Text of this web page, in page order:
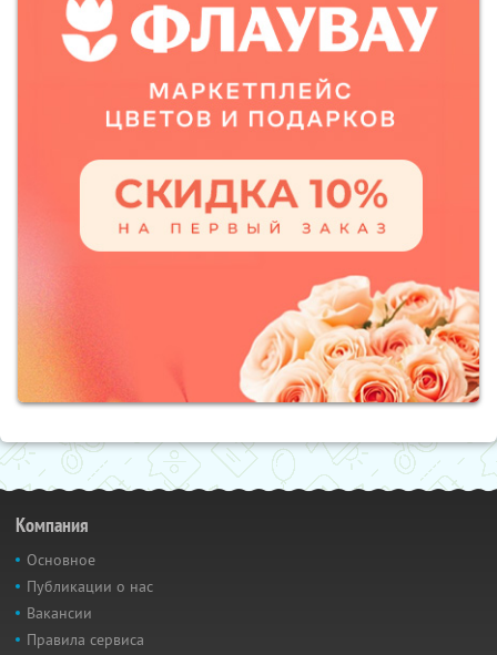
Компания
Основное
Публикации о нас
Вакансии
Правила сервиса